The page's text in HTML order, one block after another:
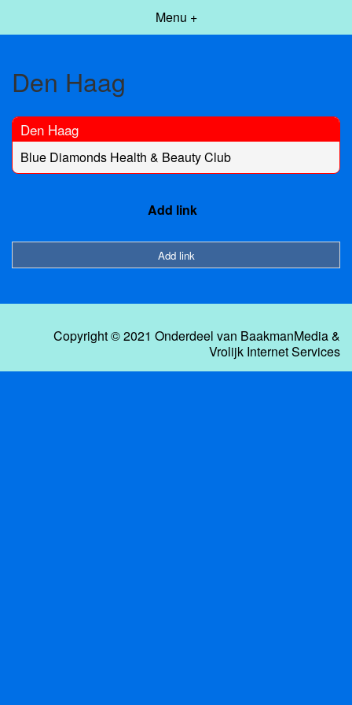
Menu +
Den Haag
Den Haag
Blue Diamonds Health & Beauty Club
Add link
Add link
Copyright © 2021 Onderdeel van BaakmanMedia&
Vrolijk Internet Services